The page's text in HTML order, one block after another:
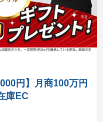
円】月商100万円
庫EC